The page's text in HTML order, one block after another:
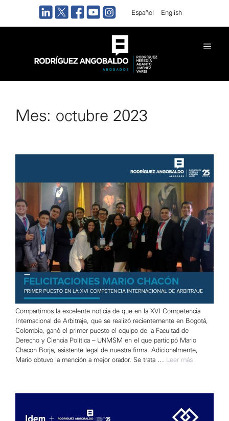
Español English
Mes: octubre 2023
Compartimos la excelente noticia de que en la XVI Competencia
Internacional de Arbitraje, que se realizó recientemente en Bogotá,
Colombia, ganó el primer puesto el equipo de la Facultad de
Derecho y Ciencia Política – UNMSM en el que participó Mario
Chacon Borja, asistente legal de nuestra firma. Adicionalmente,
Mario obtuvo la mención a mejor orador. Se trata …
Leer más